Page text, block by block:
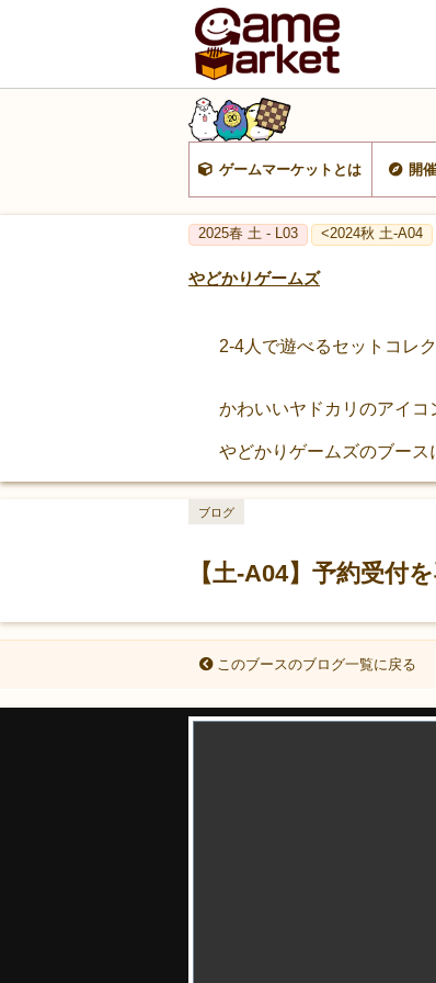
ゲームマーケットとは 開
2025春 土 - L03 <2024秋 土-A04
やどかりゲームズ
2-4人で遊べるセットコレ
かわいいヤドカリのアイコ
やどかりゲームズのブース
【土-A04】予約受付
ブログ
このブースのブログ一覧に戻る